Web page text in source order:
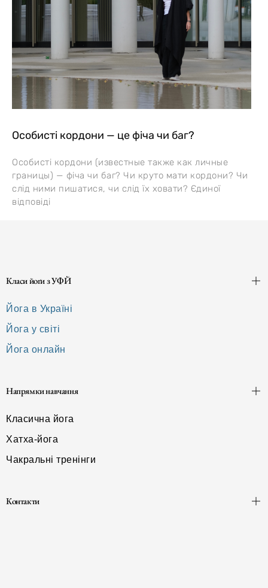
Особисті кордони — це фіча чи баг?
Особисті кордони (известные также как личные
границы) — фіча чи баг? Чи круто мати кордони? Чи
слід ними пишатися, чи слід їх ховати? Єдиної
відповіді
Класи йоґи з УФЙ
Йога в Україні
Йога у світі
Йога онлайн
Напрямки навчання
Класична йога
Хатха-йога
Чакральні тренінги
Контакти